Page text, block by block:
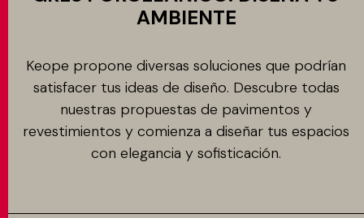
AMBIENTE
Keope propone diversas soluciones que podrían
satisfacer tus ideas de diseño. Descubre todas
nuestras propuestas de pavimentos y
revestimientos y comienza a diseñar tus espacios
con elegancia y sofisticación.